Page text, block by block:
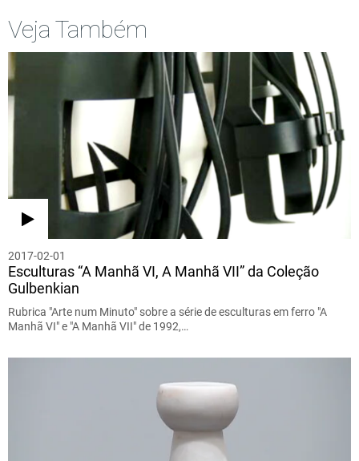
Veja Também
2017-02-01
Esculturas “A Manhã VI, A Manhã VII” da Coleção
Gulbenkian
Rubrica "Arte num Minuto" sobre a série de esculturas em ferro "A
Manhã VI" e "A Manhã VII" de 1992,…